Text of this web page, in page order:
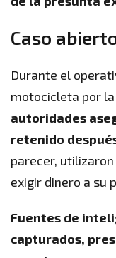
Caso
Durante el
motocicleta por
autoridades
retenido
parecer,
exigir dinero a su
Fuentes de
capturados,